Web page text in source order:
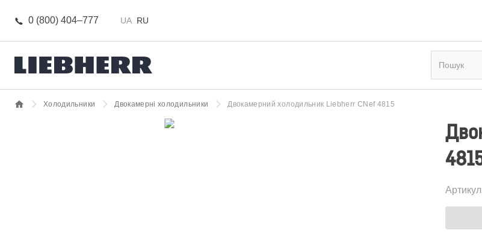
0 (800) 404–777 UA RU
Холодильники Двокамерні холодильники Двокамерний холодильник Liebherr CNef 4815
Артикул